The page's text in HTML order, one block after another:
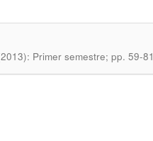
Primer semestre; pp. 59-81